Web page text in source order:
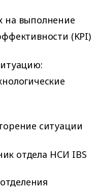
на выполнение
(KPI)
ситуации
отдела НСИ IBS